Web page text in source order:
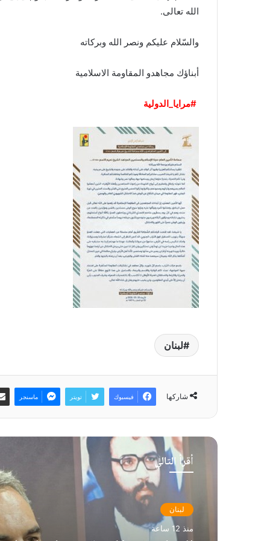
الله تعالى.
والسّلام عليكم ونصر الله وبركاته
أبناؤك مجاهدو المقاومة الاسلامية
#مرايا_الدولية
لبنان
شاركها فيسبوك تويتر ماسنجر
أقرأ التالي
لبنان
منذ 12 ساعة